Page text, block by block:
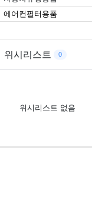
에어컨필터용품
위시리스트 0
위시리스트 없음